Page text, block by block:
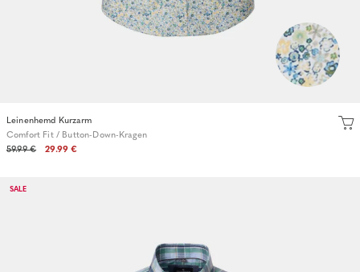
Leinenhemd Kurzarm
Comfort Fit / Button-Down-Kragen
59.99 €
29.99 €
SALE